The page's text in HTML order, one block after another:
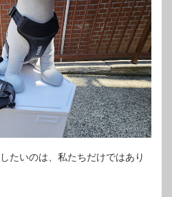
たいのは、私たちだけではあり